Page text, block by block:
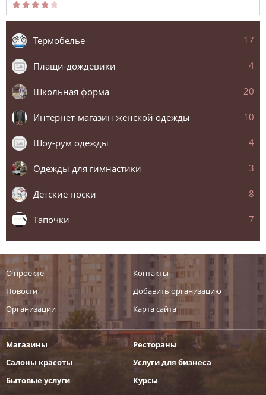
Термобелье 17
Плащи-дождевики 4
Школьная форма 20
Интернет-магазин женской одежды 10
Шоу-рум одежды 4
Одежды для гимнастики 3
Детские носки 8
Тапочки 7
О проекте
Новости
Организации
Контакты
Добавить организацию
Карта сайта
Магазины
Салоны красоты
Бытовые услуги
Рестораны
Услуги для бизнеса
Курсы